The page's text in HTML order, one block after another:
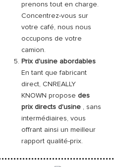
prenons tout en charge.
Concentrez-vous sur
votre café, nous nous
occupons de votre
camion.
Prix ​​d'usine abordables
En tant que fabricant
direct, CNREALLY
KNOWN propose des
prix directs d'usine, sans
intermédiaires, vous
offrant ainsi un meilleur
rapport qualité-prix.